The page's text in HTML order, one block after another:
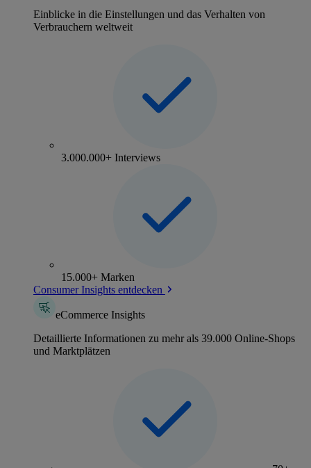
Einblicke in die Einstellungen und das Verhalten von
Verbrauchern weltweit
3.000.000+ Interviews
15.000+ Marken
Consumer Insights entdecken
eCommerce Insights
Detaillierte Informationen zu mehr als 39.000 Online-Shops
und Marktplätzen